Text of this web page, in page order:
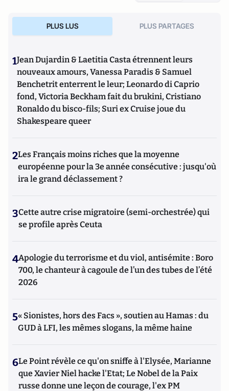
PLUS LUS PLUS PARTAGES
1Jean Dujardin & Laetitia Casta étrennent leurs
nouveaux amours, Vanessa Paradis & Samuel
Benchetrit enterrent le leur; Leonardo di Caprio
fond, Victoria Beckham fait du brukini, Cristiano
Ronaldo du bisco-fils; Suri ex Cruise joue du
Shakespeare queer
2Les Français moins riches que la moyenne
européenne pour la 3e année consécutive : jusqu'où
ira le grand déclassement ?
3Cette autre crise migratoire (semi-orchestrée) qui
se profile après Ceuta
4Apologie du terrorisme et du viol, antisémite : Boro
700, le chanteur à cagoule de l’un des tubes de l’été
2026
5« Sionistes, hors des Facs », soutien au Hamas : du
GUD à LFI, les mêmes slogans, la même haine
6Le Point révèle ce qu'on sniffe à l'Elysée, Marianne
que Xavier Niel hacke l'Etat; Le Nobel de la Paix
russe donne une leçon de courage, l'ex PM